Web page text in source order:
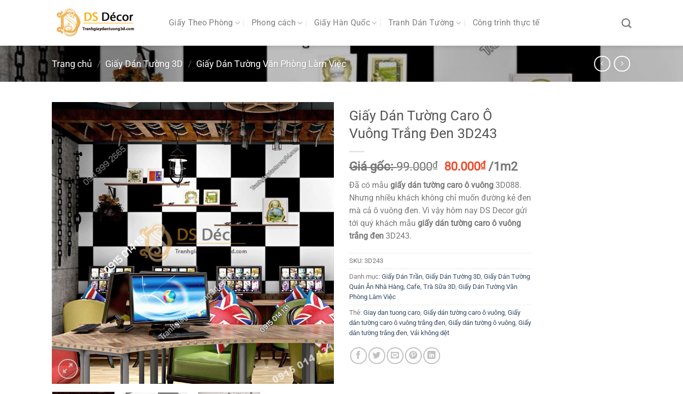
dung
Giấy Theo Phòng Phong cách Giấy Hàn Quốc Tranh Dán Tường Công trình thực tế
Trang chủ / Giấy Dán Tường 3D / Giấy Dán Tường Văn Phòng Làm Việc
Giấy Dán Tường Caro Ô
Vuông Trắng Đen 3D243
Giá gốc:99.000₫
Giá
là:
99.000₫.
80.000₫Giá
hiện
tại
là:
80.000₫.
/1m2
Đã có mẫu giấy dán tường caro ô vuông 3D088.
Nhưng nhiều khách không chỉ muốn đường kẻ đen
mà cả ô vuông đen. Vì vậy hôm nay DS Decor gửi
tới quý khách mẫu giấy dán tường caro ô vuông
trắng đen 3D243.
SKU: 3D243
Danh mục: Giấy Dán Trần Giấy Dán Tường 3D Giấy Dán Tường
Quán Ăn Nhà Hàng, Cafe, Trà Sữa 3D Giấy Dán Tường Văn
Phòng Làm Việc
Thẻ: Giay dan tuong caro Giấy dán tường caro ô vuông Giấy
dán tường caro ô vuông trắng đen Giấy dán tường ô vuông Giấy
dán tường trắng đen Vải không dệt